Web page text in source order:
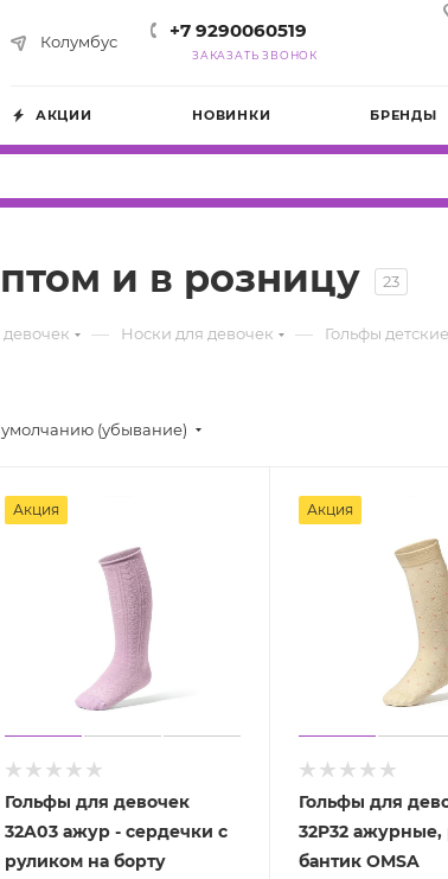
Колумбус +7 9290060519
ЗАКАЗАТЬ ЗВОНОК
АКЦИИ НОВИНКИ БРЕНДЫ
и в розницу 23
— Носки для девочек — Гольфы
(убывание)
Акция
Гольфы для девочек
32A03 ажур - сердечки с
руликом на борту
Акция
Гольфы для
32P32
бантик OMSA